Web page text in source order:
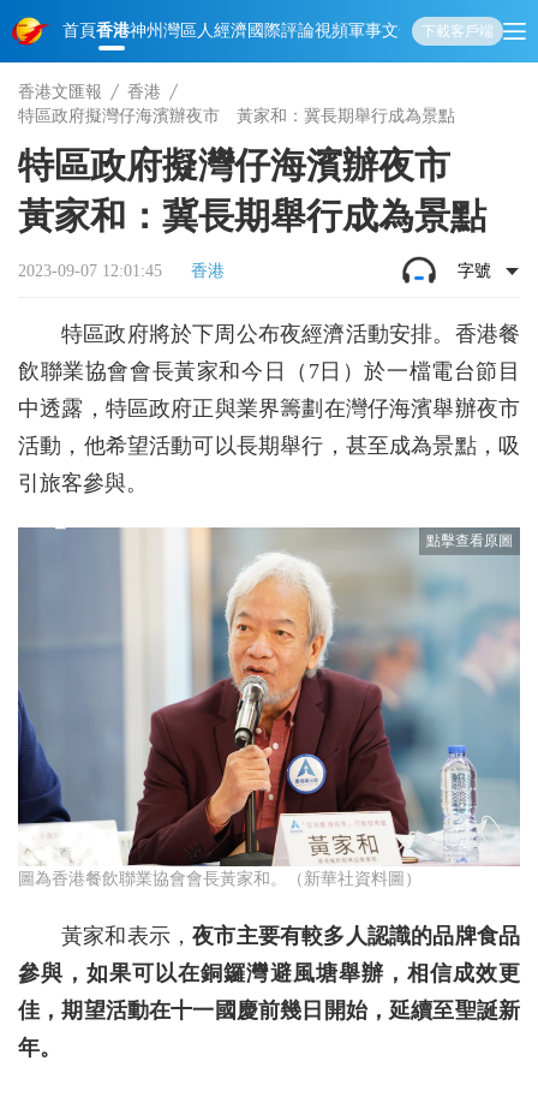
首頁香港神州 灣區人經濟國際評論視頻軍事文化 娛樂生活教育體
下載客戶端
香港文匯報
香港
特區政府擬灣仔海濱辦夜市 黃家和：冀長期舉行成為景點
特區政府擬灣仔海濱辦夜市
黃家和：冀長期舉行成為景點
2023-09-07 12:01:45 香港 字號
特區政府將於下周公布夜經濟活動安排。香港餐
飲聯業協會會長黃家和今日（7日）於一檔電台節目
中透露，特區政府正與業界籌劃在灣仔海濱舉辦夜市
活動，他希望活動可以長期舉行，甚至成為景點，吸
引旅客參與。
圖為香港餐飲聯業協會會長黃家和。（新華社資料圖）
黃家和表示，夜市主要有較多人認識的品牌食品
參與，如果可以在銅鑼灣避風塘舉辦，相信成效更
佳，期望活動在十一國慶前幾日開始，延續至聖誕新
年。